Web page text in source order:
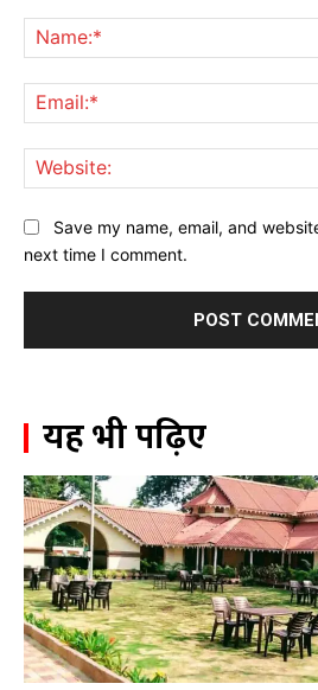
Save my name, email, and
next time I comment.
यह भी पढ़िए